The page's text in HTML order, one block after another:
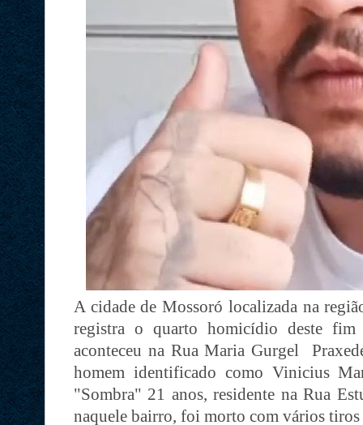
A cidade de Mossoró localizada na
registra o quarto homicídio deste fim
aconteceu na Rua Maria Gurgel
homem identificado como Vinicius
"Sombra" 21 anos, residente na Rua
naquele bairro, foi morto com vários